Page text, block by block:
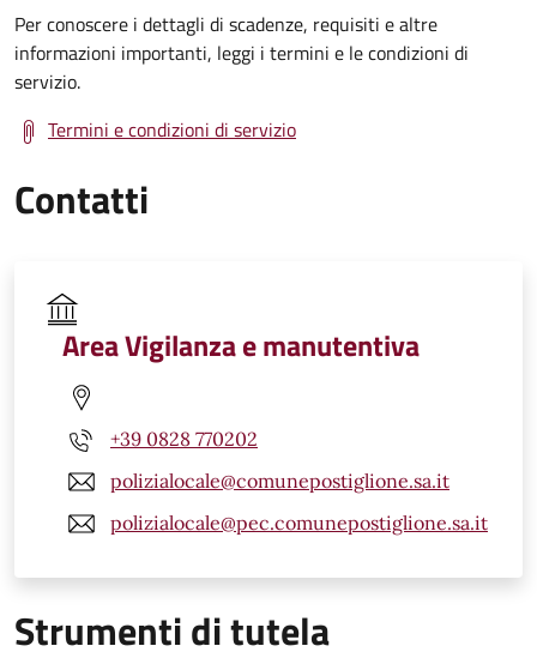
Per conoscere i dettagli di scadenze, requisiti e altre
informazioni importanti, leggi i termini e le condizioni di
servizio.
Termini e condizioni di servizio
Contatti
Area Vigilanza e manutentiva
+39 0828 770202
polizialocale@comunepostiglione.sa.it
polizialocale@pec.comunepostiglione.sa.it
Strumenti di tutela